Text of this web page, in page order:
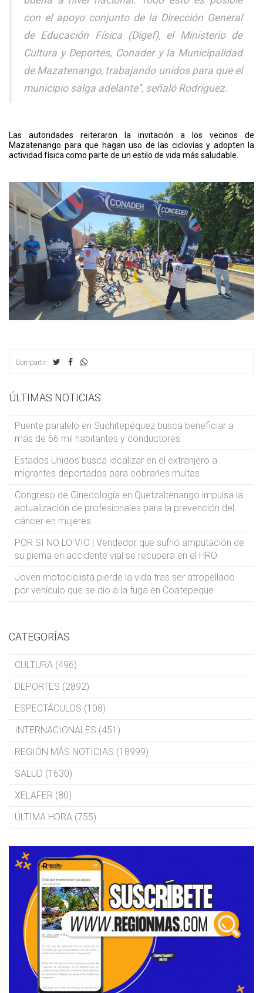
con el apoyo conjunto de la Dirección General
de Educación Física (Digef), el Ministerio de
Cultura y Deportes, Conader y la Municipalidad
de Mazatenango, trabajando unidos para que el
municipio salga adelante", señaló Rodríguez.
Las autoridades reiteraron la invitación a los vecinos de
Mazatenango para que hagan uso de las ciclovías y adopten la
actividad física como parte de un estilo de vida más saludable.
Compartir:
ÚLTIMAS NOTICIAS
Puente paralelo en Suchitepéquez busca beneficiar a
más de 66 mil habitantes y conductores
Estados Unidos busca localizar en el extranjero a
migrantes deportados para cobrarles multas
Congreso de Ginecología en Quetzaltenango impulsa la
actualización de profesionales para la prevención del
cáncer en mujeres
POR SI NO LO VIO | Vendedor que sufrió amputación de
su pierna en accidente vial se recupera en el HRO
Joven motociclista pierde la vida tras ser atropellado
por vehículo que se dio a la fuga en Coatepeque
CATEGORÍAS
CULTURA (496)
DEPORTES (2892)
ESPECTÁCULOS (108)
INTERNACIONALES (451)
REGIÓN MÁS NOTICIAS (18999)
SALUD (1630)
XELAFER (80)
ÚLTIMA HORA (755)